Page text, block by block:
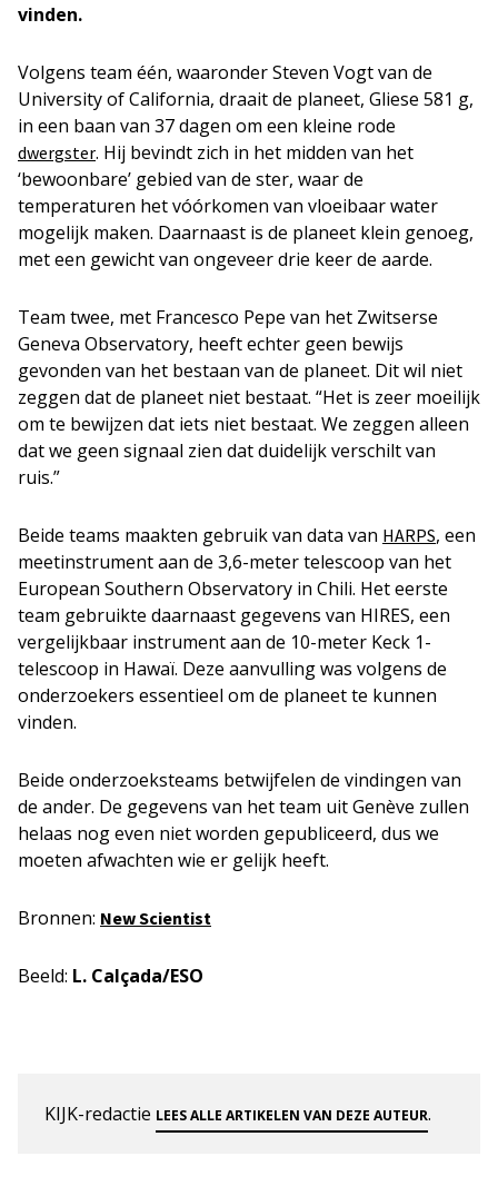
vinden.
Volgens team één, waaronder Steven Vogt van de
University of California, draait de planeet, Gliese 581 g,
in een baan van 37 dagen om een kleine rode
dwergster. Hij bevindt zich in het midden van het
‘bewoonbare’ gebied van de ster, waar de
temperaturen het vóórkomen van vloeibaar water
mogelijk maken. Daarnaast is de planeet klein genoeg,
met een gewicht van ongeveer drie keer de aarde.
Team twee, met Francesco Pepe van het Zwitserse
Geneva Observatory, heeft echter geen bewijs
gevonden van het bestaan van de planeet. Dit wil niet
zeggen dat de planeet niet bestaat. “Het is zeer moeilijk
om te bewijzen dat iets niet bestaat. We zeggen alleen
dat we geen signaal zien dat duidelijk verschilt van
ruis.”
Beide teams maakten gebruik van data van HARPS, een
meetinstrument aan de 3,6-meter telescoop van het
European Southern Observatory in Chili. Het eerste
team gebruikte daarnaast gegevens van HIRES, een
vergelijkbaar instrument aan de 10-meter Keck 1-
telescoop in Hawaï. Deze aanvulling was volgens de
onderzoekers essentieel om de planeet te kunnen
vinden.
Beide onderzoeksteams betwijfelen de vindingen van
de ander. De gegevens van het team uit Genève zullen
helaas nog even niet worden gepubliceerd, dus we
moeten afwachten wie er gelijk heeft.
Bronnen: New Scientist
Beeld: L. Calçada/ESO
KIJK-redactie LEES ALLE ARTIKELEN VAN DEZE AUTEUR.